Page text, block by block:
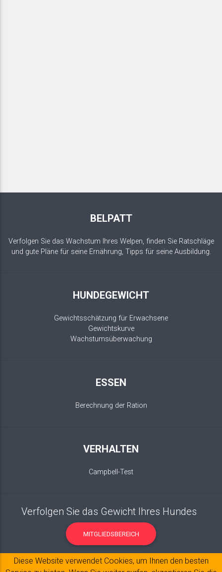
BELPATT
Verfolgen Sie das Wachstum Ihres Welpen, finden Sie Ratschläge
und gute Pläne für seine Ernährung, Tipps für seine Ausbildung.
HUNDEGEWICHT
Gewichtsschätzung für Erwachsene
Gewichtskurve
Wachstumsüberwachung
ESSEN
Berechnung der Ration
VERHALTEN
Campbell-Test
Verfolgen Sie das Gewicht Ihres Hundes
MITGLIEDSBEREICH
Diese Website verwendet Cookies, um Ihnen den besten